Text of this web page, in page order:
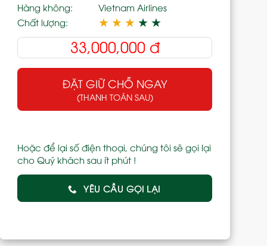
Hàng không:
Vietnam Airlines
Chất lượng:
★ ★ ★ ★ ★
33,000,000đ
ĐẶT GIỮ CHỖ NGAY
(THANH TOÁN SAU)
Hoặc để lại số điện thoại, chúng tôi sẽ gọi lại
cho Quý khách sau ít phút !
YÊU CẦU GỌI LẠI